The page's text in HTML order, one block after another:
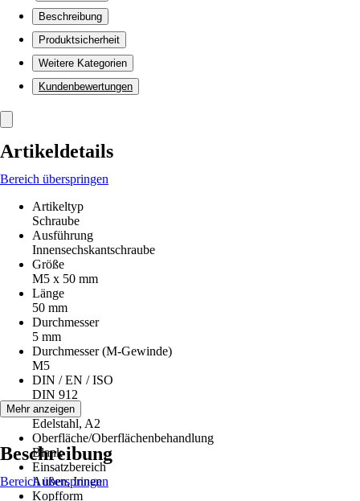
Beschreibung
Produktsicherheit
Weitere Kategorien
Kundenbewertungen
Artikeldetails
Bereich überspringen
Artikeltyp
Schraube
Ausführung
Innensechskantschraube
Größe
M5 x 50 mm
Länge
50 mm
Durchmesser
5 mm
Durchmesser (M-Gewinde)
M5
DIN / EN / ISO
DIN 912
Material
Edelstahl, A2
Oberfläche/Oberflächenbehandlung
Blank
Einsatzbereich
Außen, Innen
Kopfform
Mehr anzeigen
Beschreibung
Bereich überspringen